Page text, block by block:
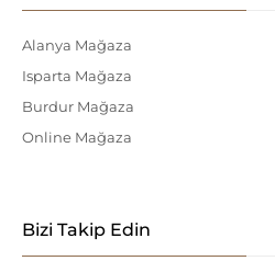
Alanya Mağaza
Isparta Mağaza
Burdur Mağaza
Online Mağaza
Bizi Takip Edin